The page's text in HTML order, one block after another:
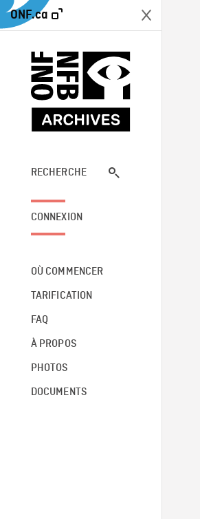
ONF.ca
RECHERCHE
CONNEXION
OÙ COMMENCER
TARIFICATION
FAQ
À PROPOS
PHOTOS
DOCUMENTS